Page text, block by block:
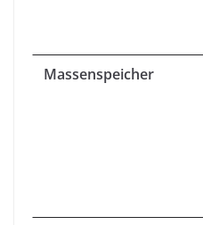
Massenspeicher